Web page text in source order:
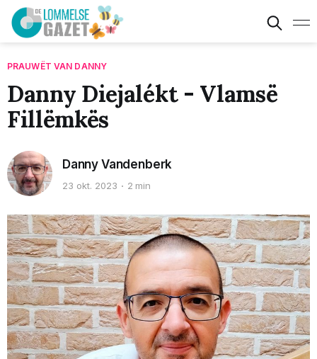
PRAUWËT VAN DANNY
Danny Diejalékt - Vlamsë
Fillëmkës
Danny Vandenberk
23 okt. 2023 2 min